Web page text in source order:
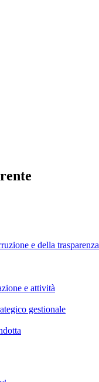
e della trasparenza
e attività
gestionale